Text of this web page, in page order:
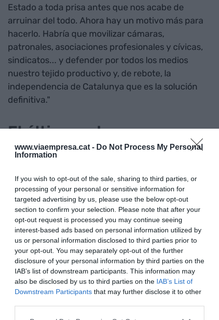
www.viaempresa.cat - Do Not Process My Personal
Information
If you wish to opt-out of the sale, sharing to third parties, or
processing of your personal or sensitive information for
targeted advertising by us, please use the below opt-out
section to confirm your selection. Please note that after your
opt-out request is processed you may continue seeing
interest-based ads based on personal information utilized by
us or personal information disclosed to third parties prior to
your opt-out. You may separately opt-out of the further
disclosure of your personal information by third parties on the
IAB’s list of downstream participants. This information may
also be disclosed by us to third parties on the IAB’s List of
Downstream Participants that may further disclose it to other
Estado a toda prisa antes que nos acabe de
arruinar del todo. Ahora hay un motivo más para
hacerlo. Habría que movilizar cámaras,
patronales, asociaciones profesionales y cívicas,
sindicatos... y defender por todos los medios
nuestro tejido productivo y, de rebote, la
independencia de Catalunya que es la solución
definitiva."
El último palo y un
mensaje ministerial
Fuente 3: Era vox populi que el gobierno del
Reino Unido daba muchas más ayudas a la
marca, por no hablar de la robotización o el e-
management. En Inglaterra se producen
modelos top ventas de Nissan porque son muy
rentables y se dan muchas ayudas públicas. El
último modelo de más tirada comercial era el
Pulsar y lo sacaron argumentando que era un
modelo caro. Fue el último palo de Nissan en